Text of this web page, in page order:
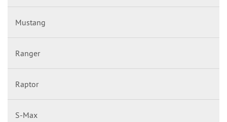
Mustang
Ranger
Raptor
S-Max